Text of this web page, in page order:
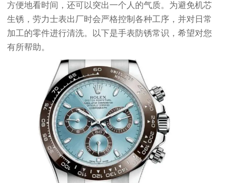
方便地看时间，还可以突出一个人的气质。为避免机芯
生锈，劳力士表出厂时会严格控制各种工序，并对日常
加工的零件进行清洗。以下是手表防锈常识，希望对您
有所帮助。